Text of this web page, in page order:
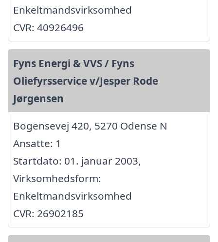
Enkeltmandsvirksomhed
CVR: 40926496
Fyns Energi & VVS / Fyns
Oliefyrsservice v/Jesper Rode
Jørgensen
Bogensevej 420, 5270 Odense N
Ansatte: 1
Startdato: 01. januar 2003,
Virksomhedsform:
Enkeltmandsvirksomhed
CVR: 26902185